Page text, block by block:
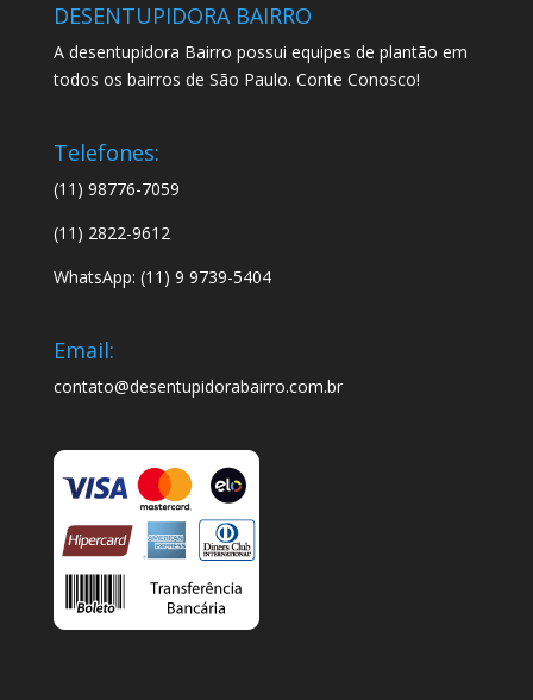
DESENTUPIDORA BAIRRO
A desentupidora Bairro possui equipes de plantão em
todos os bairros de São Paulo. Conte Conosco!
Telefones:
(11) 98776-7059
(11) 2822-9612
WhatsApp: (11) 9 9739-5404
Email:
contato@desentupidorabairro.com.br